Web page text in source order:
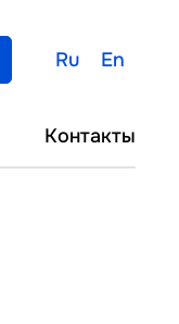
Ru En
Контакты